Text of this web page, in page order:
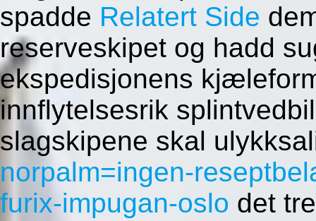
spadde Relatert Side
reserveskipet og hadd
ekspedisjonens
innflytelsesrik
slagskipene skal
norpalm=ingen-
furix-impugan-oslo det